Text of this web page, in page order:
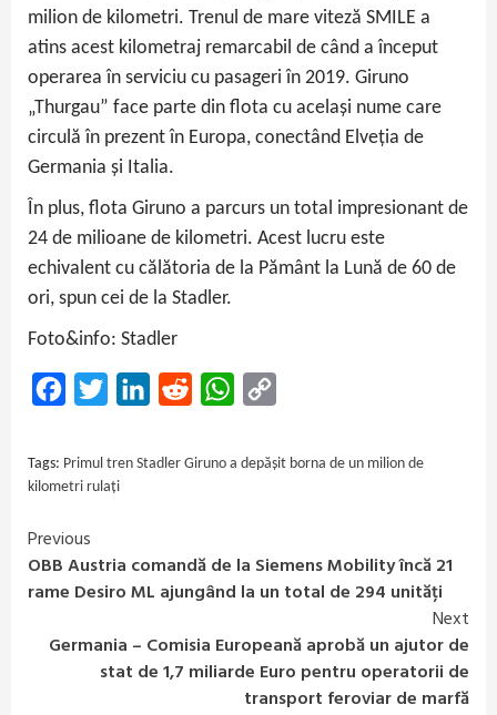
milion de kilometri. Trenul de mare viteză SMILE a
atins acest kilometraj remarcabil de când a început
operarea în serviciu cu pasageri în 2019. Giruno
„Thurgau” face parte din flota cu același nume care
circulă în prezent în Europa, conectând Elveția de
Germania și Italia.
În plus, flota Giruno a parcurs un total impresionant de
24 de milioane de kilometri. Acest lucru este
echivalent cu călătoria de la Pământ la Lună de 60 de
ori, spun cei de la Stadler.
Foto&info: Stadler
FacebookTwitter LinkedInReddit WhatsApp
Tags: Primul tren Stadler Giruno a depășit borna de un milion de
kilometri rulați
Continue
Reading
Previous
OBB Austria comandă de la Siemens Mobility încă 21
rame Desiro ML ajungând la un total de 294 unități
Next
Germania – Comisia Europeană aprobă un ajutor de
stat de 1,7 miliarde Euro pentru operatorii de
transport feroviar de marfă